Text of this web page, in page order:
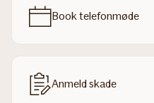
Book telefonmøde
Anmeld skade